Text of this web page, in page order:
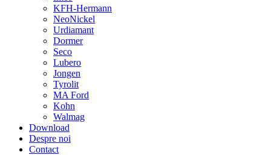
KFH-Hermann
NeoNickel
Urdiamant
Dormer
Seco
Lubero
Jongen
Tyrolit
MA Ford
Kohn
Walmag
Download
Despre noi
Contact